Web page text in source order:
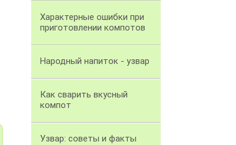
Характерные ошибки при
приготовлении компотов
Народный напиток - узвар
Как сварить вкусный
компот
Узвар: советы и факты